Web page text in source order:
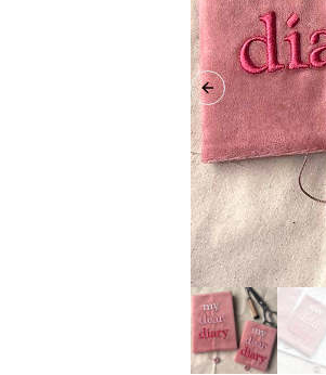
Previous slide